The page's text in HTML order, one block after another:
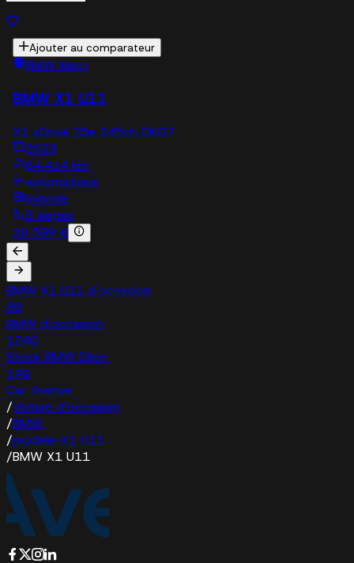
Ajouter au comparateur
BMW Metz
BMW X1 U11
X1 xDrive 25e 245ch DKG7
2023
64,414 km
automatique
hybride
5 sieges
39 599 €
BMW X1 U11 d'occasion
89
BMW d'occasion
1240
Stock BMW Dijon
149
Car Avenue
/Voiture d'occasion
/BMW
/modele-X1 U11
/BMW X1 U11